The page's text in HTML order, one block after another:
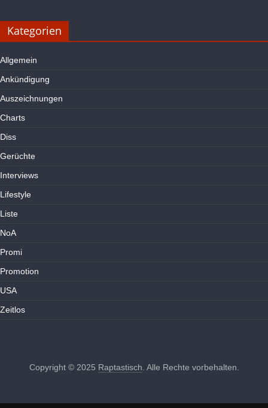
Kategorien
Allgemein
Ankündigung
Auszeichnungen
Charts
Diss
Gerüchte
Interviews
Lifestyle
Liste
NoA
Promi
Promotion
USA
Zeitlos
Copyright © 2025 Raptastisch . Alle Rechte vorbehalten.